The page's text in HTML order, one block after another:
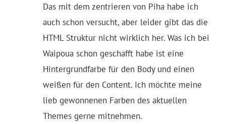
Das mit dem zentrieren von Piha habe ich
auch schon versucht, aber leider gibt das die
HTML Struktur nicht wirklich her. Was ich bei
Waipoua schon geschafft habe ist eine
Hintergrundfarbe für den Body und einen
weißen für den Content. Ich möchte meine
lieb gewonnenen Farben des aktuellen
Themes gerne mitnehmen.